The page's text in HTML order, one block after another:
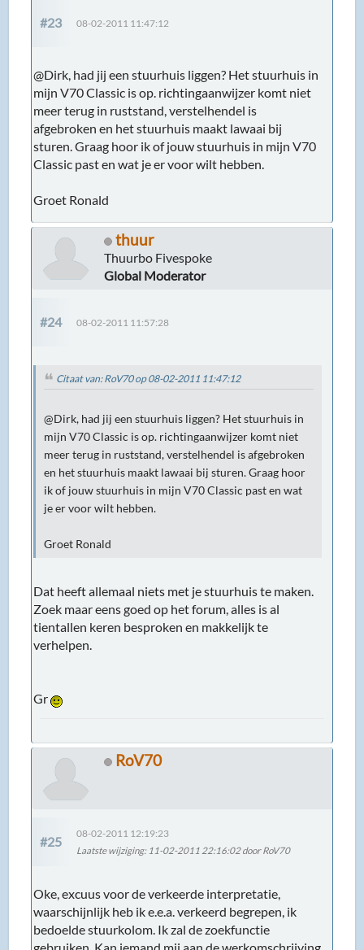
#23 08-02-2011 11:47:12
@Dirk, had jij een stuurhuis liggen? Het stuurhuis in
mijn V70 Classic is op. richtingaanwijzer komt niet
meer terug in ruststand, verstelhendel is
afgebroken en het stuurhuis maakt lawaai bij
sturen. Graag hoor ik of jouw stuurhuis in mijn V70
Classic past en wat je er voor wilt hebben.
Groet Ronald
thuur
Thuurbo Fivespoke
Global Moderator
#24 08-02-2011 11:57:28
Citaat van: RoV70 op 08-02-2011 11:47:12
@Dirk, had jij een stuurhuis liggen? Het stuurhuis in
mijn V70 Classic is op. richtingaanwijzer komt niet
meer terug in ruststand, verstelhendel is afgebroken
en het stuurhuis maakt lawaai bij sturen. Graag hoor
ik of jouw stuurhuis in mijn V70 Classic past en wat
je er voor wilt hebben.
Groet Ronald
Dat heeft allemaal niets met je stuurhuis te maken.
Zoek maar eens goed op het forum, alles is al
tientallen keren besproken en makkelijk te
verhelpen.
Gr
RoV70
#25
08-02-2011 12:19:23
Laatste wijziging: 11-02-2011 22:16:02 door RoV70
Oke, excuus voor de verkeerde interpretatie,
waarschijnlijk heb ik e.e.a. verkeerd begrepen, ik
bedoelde stuurkolom. Ik zal de zoekfunctie